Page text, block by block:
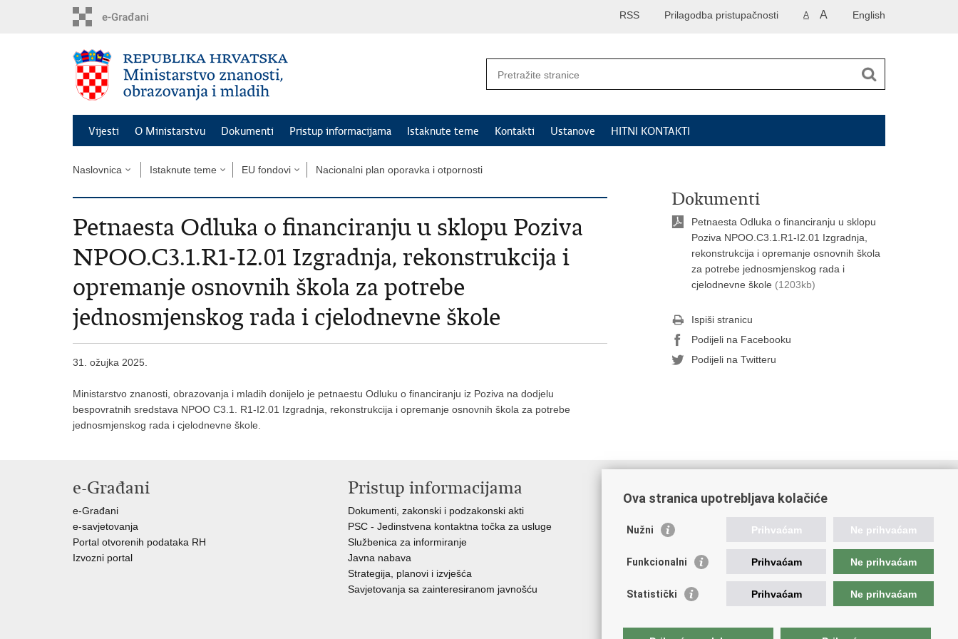
English
A A
Prilagodba pristupačnosti
RSS
Vijesti O Ministarstvu Dokumenti Pristup informacijama Istaknute teme Kontakti Ustanove HITNI KONTAKTI
Naslovnica Istaknute teme EU fondovi Nacionalni plan oporavka i otpornosti
Petnaesta Odluka o financiranju u sklopu Poziva
NPOO.C3.1.R1-I2.01 Izgradnja, rekonstrukcija i
opremanje osnovnih škola za potrebe
jednosmjenskog rada i cjelodnevne škole
31. ožujka 2025.
Ministarstvo znanosti, obrazovanja i mladih donijelo je petnaestu Odluku o financiranju iz Poziva na dodjelu
bespovratnih sredstava NPOO C3.1. R1-I2.01 Izgradnja, rekonstrukcija i opremanje osnovnih škola za potrebe
jednosmjenskog rada i cjelodnevne škole.
Dokumenti
Petnaesta Odluka o financiranju u sklopu
Poziva NPOO.C3.1.R1-I2.01 Izgradnja,
rekonstrukcija i opremanje osnovnih škola
za potrebe jednosmjenskog rada i
cjelodnevne škole (1203kb)
Ispiši stranicu
Podijeli na Facebooku
Podijeli na Twitteru
e-Građani
e-Građani
e-savjetovanja
Portal otvorenih podataka RH
Izvozni portal
Pristup informacijama
Dokumenti, zakonski i podzakonski akti
PSC - Jedinstvena kontaktna točka za usluge
Službenica za informiranje
Javna nabava
Strategija, planovi i izvješća
Savjetovanja sa zainteresiranom javnošću
Korisne poveznice
AZOO
AMPEU
NCVVO
Ova stranica upotrebljava kolačiće
Nužni Prihvaćam Ne prihvaćam
Funkcionalni Prihvaćam Ne prihvaćam
Statistički Prihvaćam Ne prihvaćam